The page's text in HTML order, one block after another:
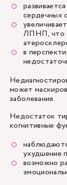
сердечных
ЛПНП, что
в
может
заболевания.
Недостаток
когнитивные
ухудшение
возможно